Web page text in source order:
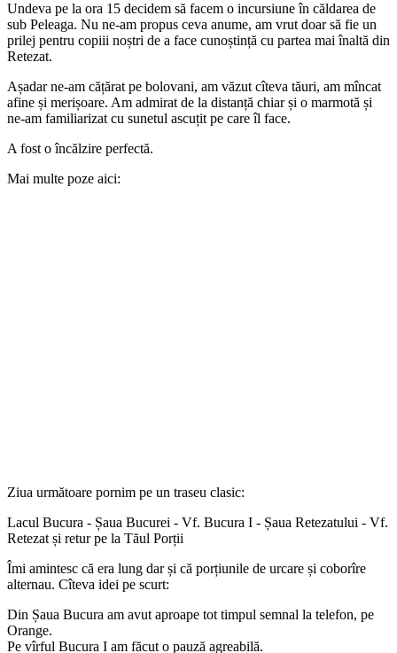
Undeva pe la ora 15 decidem să facem o incursiune în căldarea de
sub Peleaga. Nu ne-am propus ceva anume, am vrut doar să fie un
prilej pentru copiii noștri de a face cunoștință cu partea mai înaltă din
Retezat.
Așadar ne-am cățărat pe bolovani, am văzut cîteva tăuri, am mîncat
afine și merișoare. Am admirat de la distanță chiar și o marmotă și
ne-am familiarizat cu sunetul ascuțit pe care îl face.
A fost o încălzire perfectă.
Mai multe poze aici:
Ziua următoare pornim pe un traseu clasic:
Lacul Bucura - Șaua Bucurei - Vf. Bucura I - Șaua Retezatului - Vf.
Retezat și retur pe la Tăul Porții
Îmi amintesc că era lung dar și că porțiunile de urcare și coborîre
alternau. Cîteva idei pe scurt:
Din Șaua Bucura am avut aproape tot timpul semnal la telefon, pe
Orange.
Pe vîrful Bucura I am făcut o pauză agreabilă.